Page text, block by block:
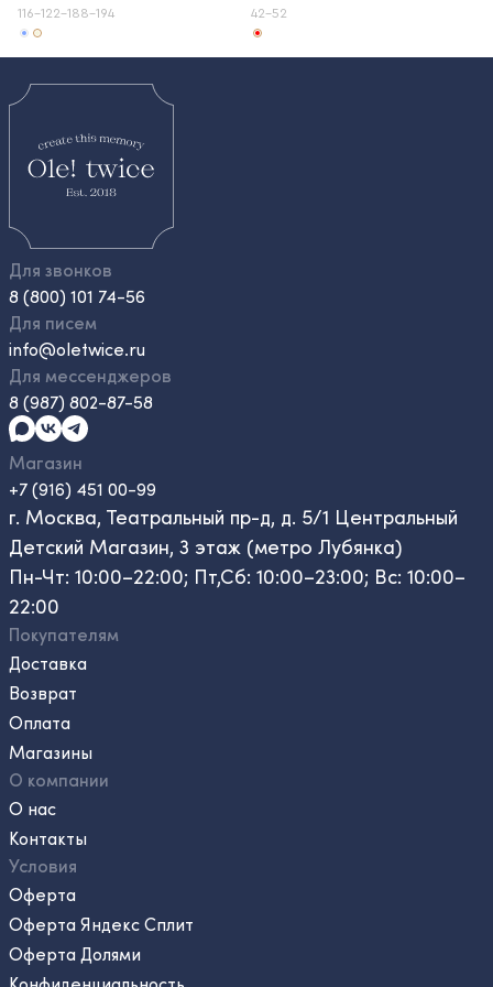
116-122-188-194 42-52
Для звонков
8 (800) 101 74-56
Для писем
info@oletwice.ru
Для мессенджеров
8 (987) 802-87-58
Магазин
+7 (916) 451 00-99
г. Москва, Театральный пр-д, д. 5/1 Центральный
Детский Магазин, 3 этаж (метро Лубянка)
Пн-Чт: 10:00–22:00; Пт,Сб: 10:00–23:00; Вс: 10:00–
22:00
Покупателям
Доставка
Возврат
Оплата
Магазины
О компании
О нас
Контакты
Условия
Оферта
Оферта Яндекс Сплит
Оферта Долями